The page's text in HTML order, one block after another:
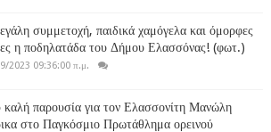
συμμετοχή, παιδικά χαμόγελα και όμορφες
η ποδηλατάδα του Δήμου Ελασσόνας! (φωτ.)
2023 09:36:00 π.μ.
παρουσία για τον Ελασσονίτη Μανώλη
στο Παγκόσμιο Πρωτάθλημα ορεινού